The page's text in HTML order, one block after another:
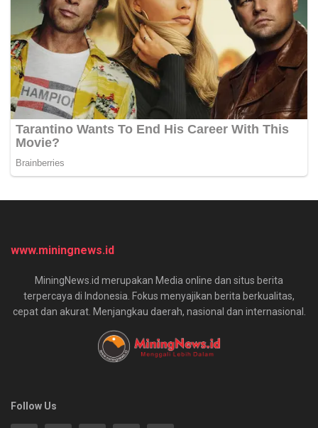
www.miningnews.id
MiningNews.id merupakan Media online dan situs berita
terpercaya di Indonesia. Fokus menyajikan berita berkualitas,
cepat dan akurat. Menjangkau daerah, nasional dan internasional.
Follow Us